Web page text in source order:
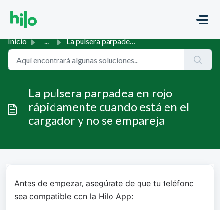
Inicio ... La pulsera parpadea en rojo rápidamente cuando está en el...
La pulsera parpadea en rojo
rápidamente cuando está en el
cargador y no se empareja
Antes de empezar, asegúrate de que tu teléfono
sea compatible con la Hilo App: